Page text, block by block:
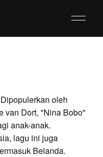
oleh
van Dort, "Nina Bobo"
anak-anak.
lagu ini juga
Belanda.